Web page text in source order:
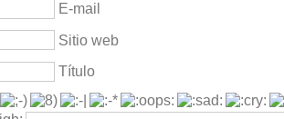
E-mail
Sitio web
Título